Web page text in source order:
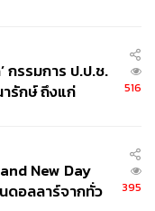
กรรมการ ป.ป.ช.
รักษ์ ถึงแก่
516
New Day
ดอลลาร์จากทั่ว
395